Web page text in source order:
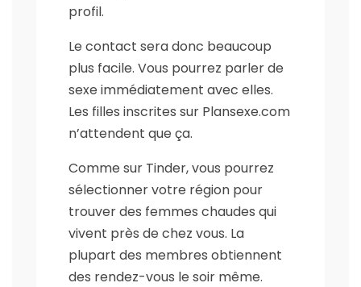
profil.
Le contact sera donc beaucoup
plus facile. Vous pourrez parler de
sexe immédiatement avec elles.
Les filles inscrites sur Plansexe.com
n’attendent que ça.
Comme sur Tinder, vous pourrez
sélectionner votre région pour
trouver des femmes chaudes qui
vivent près de chez vous. La
plupart des membres obtiennent
des rendez-vous le soir même.